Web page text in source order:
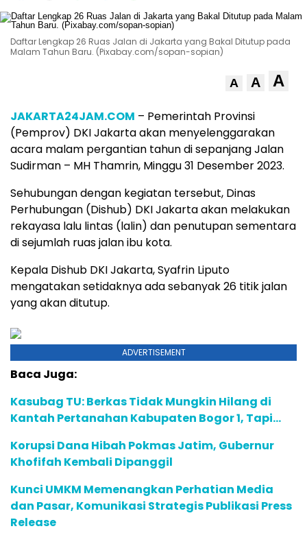
Daftar Lengkap 26 Ruas Jalan di Jakarta yang Bakal Ditutup pada
Malam Tahun Baru. (Pixabay.com/sopan-sopian)
A A A
JAKARTA24JAM.COM – Pemerintah Provinsi
(Pemprov) DKI Jakarta akan menyelenggarakan
acara malam pergantian tahun di sepanjang Jalan
Sudirman – MH Thamrin, Minggu 31 Desember 2023.
Sehubungan dengan kegiatan tersebut, Dinas
Perhubungan (Dishub) DKI Jakarta akan melakukan
rekayasa lalu lintas (lalin) dan penutupan sementara
di sejumlah ruas jalan ibu kota.
Kepala Dishub DKI Jakarta, Syafrin Liputo
mengatakan setidaknya ada sebanyak 26 titik jalan
yang akan ditutup.
ADVERTISEMENT
Baca Juga:
Kasubag TU: Berkas Tidak Mungkin Hilang di
Kantah Pertanahan Kabupaten Bogor 1, Tapi…
Korupsi Dana Hibah Pokmas Jatim, Gubernur
Khofifah Kembali Dipanggil
Kunci UMKM Memenangkan Perhatian Media
dan Pasar, Komunikasi Strategis Publikasi Press
Release